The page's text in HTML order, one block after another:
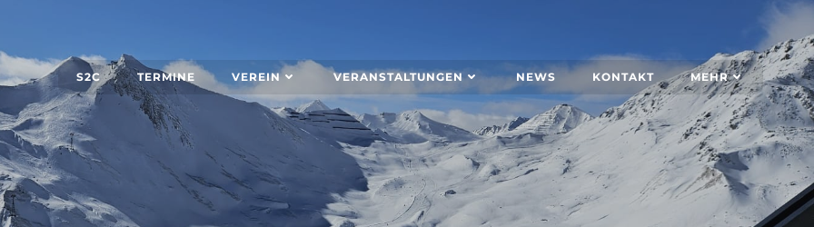
S2C TERMINE VEREIN VERANSTALTUNGEN NEWS KONTAKT MEHR